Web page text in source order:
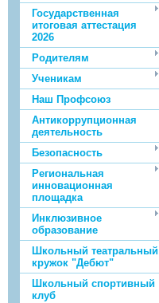
Государственная
итоговая аттестация
2026
Родителям
Ученикам
Наш Профсоюз
Антикоррупционная
деятельность
Безопасность
Региональная
инновационная
площадка
Инклюзивное
образование
Школьный театральный
кружок "Дебют"
Школьный спортивный
клуб